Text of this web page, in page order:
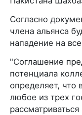
Согласно
члена альянса
нападение на
"Соглашение
потенциала
определяет, что
любое из трех